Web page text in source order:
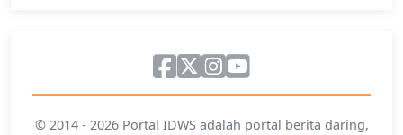
© 2014 - 2026 Portal IDWS adalah portal berita daring,